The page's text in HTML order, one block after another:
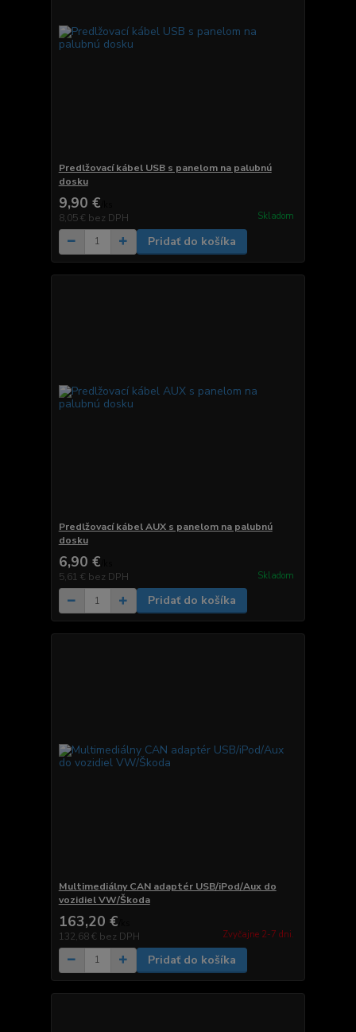
Predlžovací kábel USB s panelom na palubnú
dosku
9,90 €
8,05 € bez DPH Skladom
Pridať do košíka
Predlžovací kábel AUX s panelom na palubnú
dosku
6,90 €
5,61 € bez DPH Skladom
Pridať do košíka
Multimediálny CAN adaptér USB/iPod/Aux do
vozidiel VW/Škoda
163,20 €
132,68 € bez DPH Zvyčajne 2-7 dni.
Pridať do košíka